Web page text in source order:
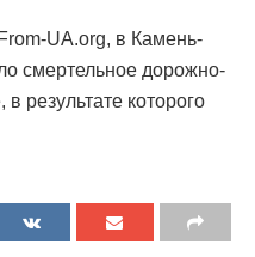
UA.org, в Камень-
смертельное дорожно-
результате которого